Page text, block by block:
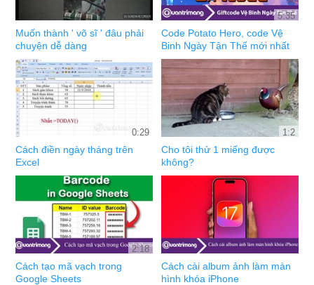
Muốn thành ' võ sĩ ' đâu phải
chuyện dễ dàng
5:35
Code Potato Hero, code Vệ
Binh Ngày Tận Thế mới nhất
0:29
Cách điền ngày tháng trên
Excel
1:2
Cho tôi thử 1 miếng được
không?
2:18
Cách tạo mã vạch trong
Google Sheets
Cách cài album ảnh làm màn
hình khóa iPhone